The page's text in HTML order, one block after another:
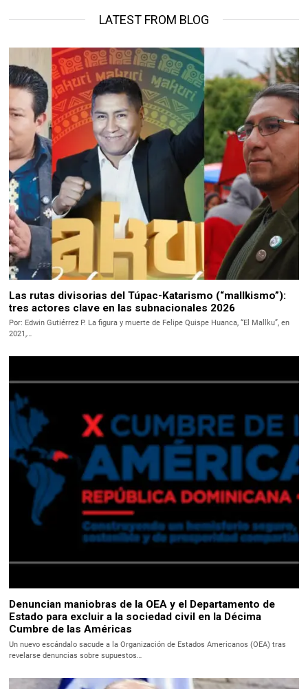
LATEST FROM BLOG
Las rutas divisorias del Túpac-Katarismo (“mallkismo”):
tres actores clave en las subnacionales 2026
Por: Edwin Gutiérrez P. La figura y muerte de Felipe Quispe Huanca, “El Mallku”, en
2021,…
Denuncian maniobras de la OEA y el Departamento de
Estado para excluir a la sociedad civil en la Décima
Cumbre de las Américas
Un nuevo escándalo sacude a la Organización de Estados Americanos (OEA) tras
revelarse denuncias sobre supuestos…